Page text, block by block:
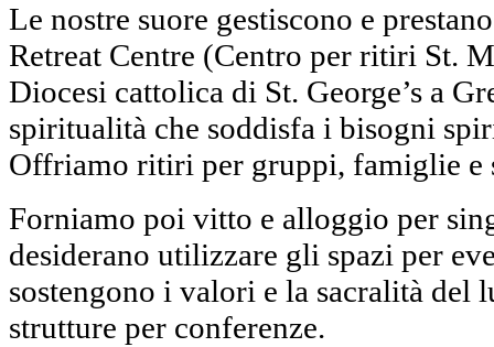
Le nostre suore gestiscono e
Retreat Centre (Centro per ritiri St.
Diocesi cattolica di St. George’s a
spiritualità che soddisfa i bisogni
Offriamo ritiri per gruppi, famiglie e
Forniamo poi vitto e alloggio per
desiderano utilizzare gli spazi per
sostengono i valori e la sacralità del
strutture per conferenze.